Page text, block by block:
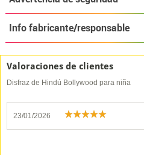
Info fabricante/responsable
Valoraciones de clientes
Disfraz de Hindú Bollywood para niña
23/01/2026